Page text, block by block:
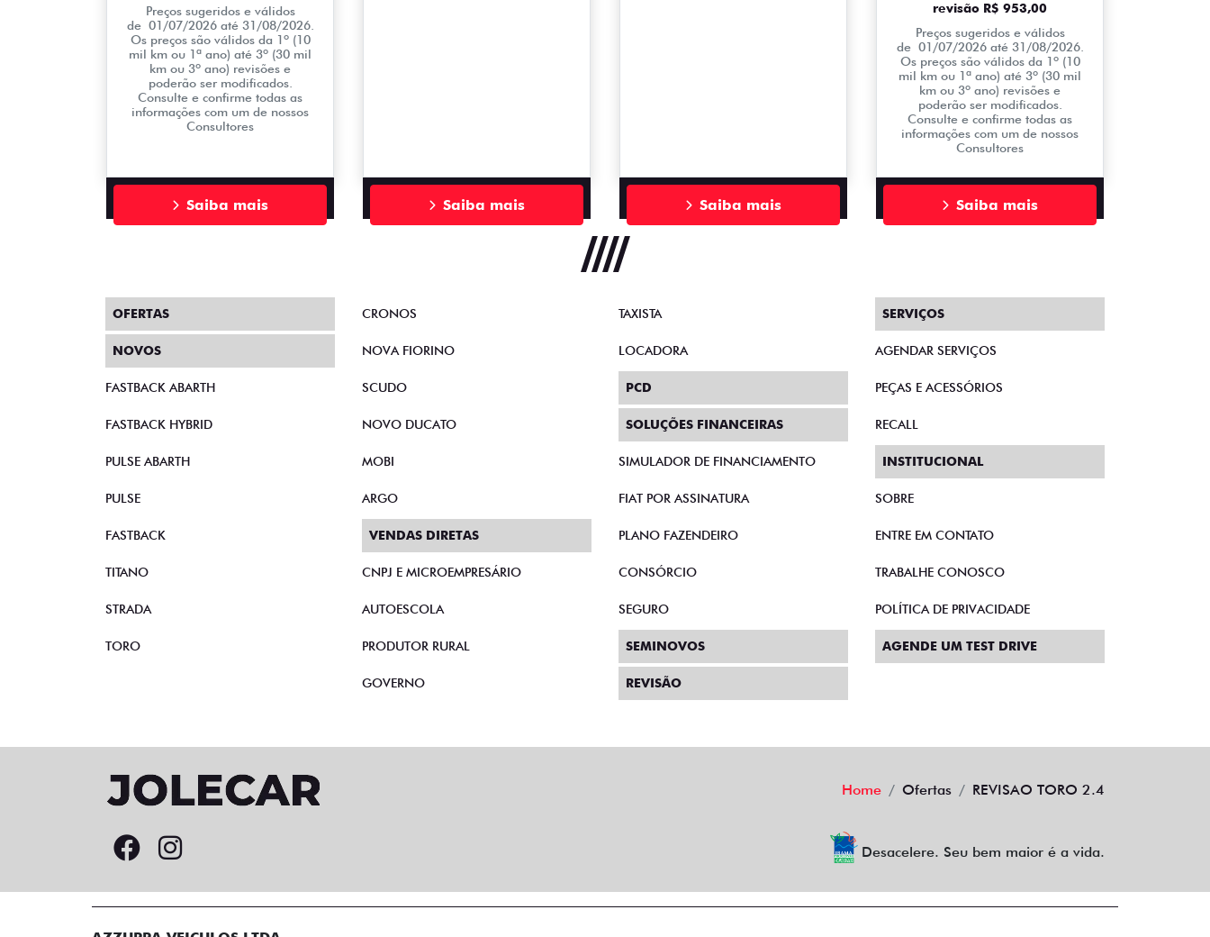
Preços sugeridos e válidos
de 01/07/2026 até 31/08/2026.
Os preços são válidos da 1º (10
mil km ou 1ª ano) até 3º (30 mil
km ou 3º ano) revisões e
poderão ser modificados.
Consulte e confirme todas as
informações com um de nossos
Consultores
Saiba mais Saiba mais Saiba mais
revisão R$ 953,00
Preços sugeridos e válidos
de 01/07/2026 até 31/08/2026.
Os preços são válidos da 1º (10
mil km ou 1ª ano) até 3º (30 mil
km ou 3º ano) revisões e
poderão ser modificados.
Consulte e confirme todas as
informações com um de nossos
Consultores
Saiba mais
OFERTAS
NOVOS
FASTBACK ABARTH
FASTBACK HYBRID
PULSE ABARTH
PULSE
FASTBACK
TITANO
STRADA
TORO
CRONOS
NOVA FIORINO
SCUDO
NOVO DUCATO
MOBI
ARGO
VENDAS DIRETAS
CNPJ E MICROEMPRESÁRIO
AUTOESCOLA
PRODUTOR RURAL
GOVERNO
TAXISTA
LOCADORA
PCD
SOLUÇÕES FINANCEIRAS
SIMULADOR DE FINANCIAMENTO
FIAT POR ASSINATURA
PLANO FAZENDEIRO
CONSÓRCIO
SEGURO
SEMINOVOS
REVISÃO
SERVIÇOS
AGENDAR SERVIÇOS
PEÇAS E ACESSÓRIOS
RECALL
INSTITUCIONAL
SOBRE
ENTRE EM CONTATO
TRABALHE CONOSCO
POLÍTICA DE PRIVACIDADE
AGENDE UM TEST DRIVE
Home Ofertas REVISAO TORO 2.4
Desacelere. Seu bem maior é a vida.